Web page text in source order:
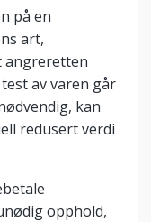
på en
art,
angreretten
av varen går
kan
redusert verdi
opphold,